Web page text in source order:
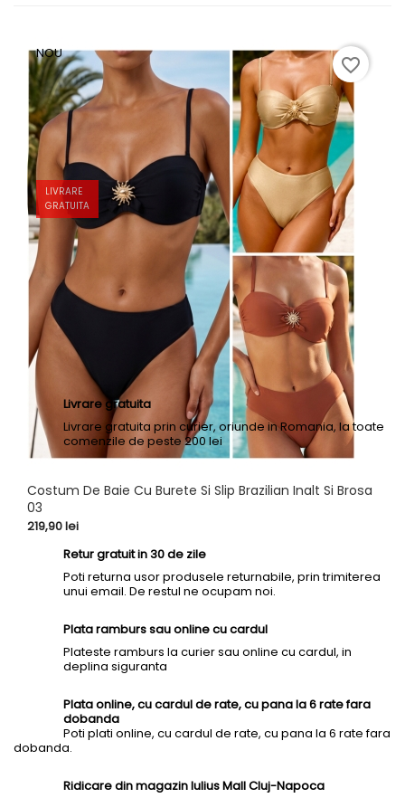
Costum De Baie Cu Burete Si Slip Brazilian Inalt Si Brosa
03
Pret
219,90 lei
NOU
LIVRARE
GRATUITA
favorite_border
Livrare gratuita
Livrare gratuita prin curier, oriunde in Romania, la toate
comenzile de peste 200 lei
Livrare rapida prin curier in 1 - 2 zile lucratoare, dupa
Retur gratuit in 30 de zile
Poti returna usor produsele returnabile, prin trimiterea
unui email. De restul ne ocupam noi.
Plata ramburs sau online cu cardul
Plateste ramburs la curier sau online cu cardul, in
deplina siguranta
Plata online, cu cardul de rate, cu pana la 6 rate fara
dobanda
Poti plati online, cu cardul de rate, cu pana la 6 rate fara
dobanda.
Ridicare din magazin Iulius Mall Cluj-Napoca